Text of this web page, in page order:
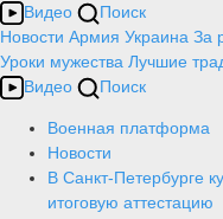
Видео
Поиск
Новости Армия Украина За
Уроки мужества Лучшие
Видео
Поиск
Военная платформа
Новости
В Санкт-Петербурге
итоговую аттестацию